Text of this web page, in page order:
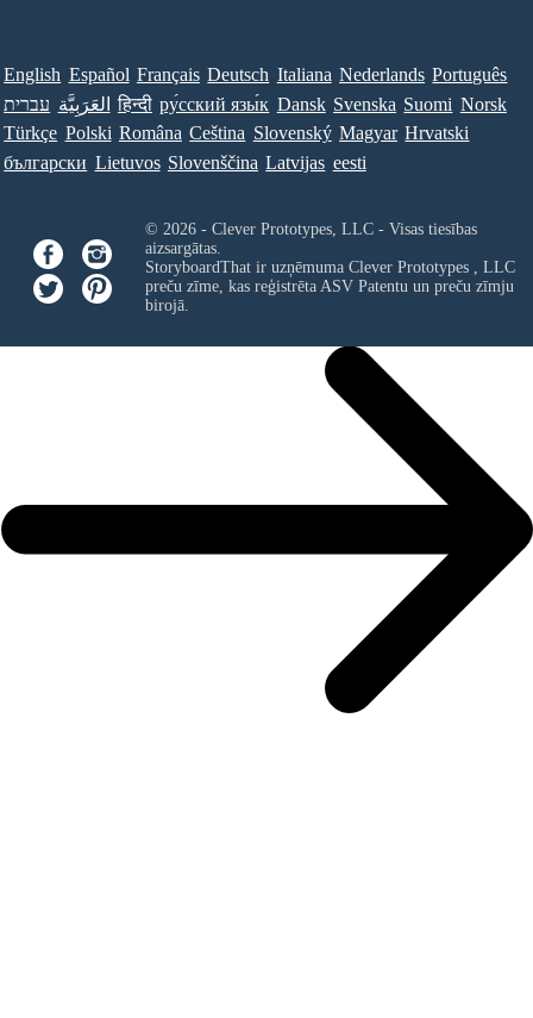
English Español Français Deutsch Italiana Nederlands Português
עברית العَرَبِيَّة हिन्दी ру́сский язы́к Dansk Svenska Suomi Norsk
Türkçe Polski Româna Ceština Slovenský Magyar Hrvatski
български Lietuvos Slovenščina Latvijas eesti
© 2026 - Clever Prototypes, LLC - Visas tiesības
aizsargātas.
StoryboardThat ir uzņēmuma Clever Prototypes , LLC
preču zīme, kas reģistrēta ASV Patentu un preču zīmju
birojā.